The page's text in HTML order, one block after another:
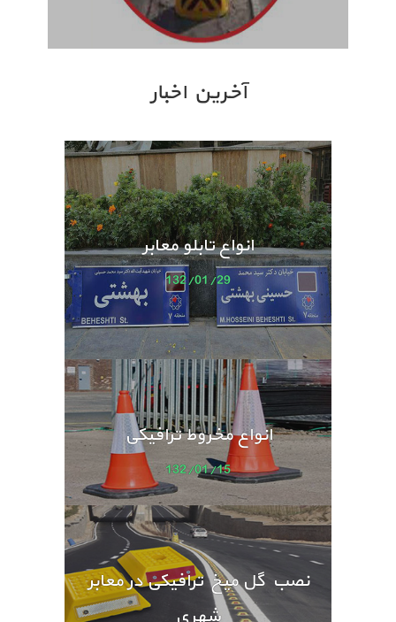
آخرین اخبار
انواع تابلو معابر
132/01/29
انواع مخروط ترافیکی
132/01/15
نصب گل میخ ترافیکی در معابر
شهری